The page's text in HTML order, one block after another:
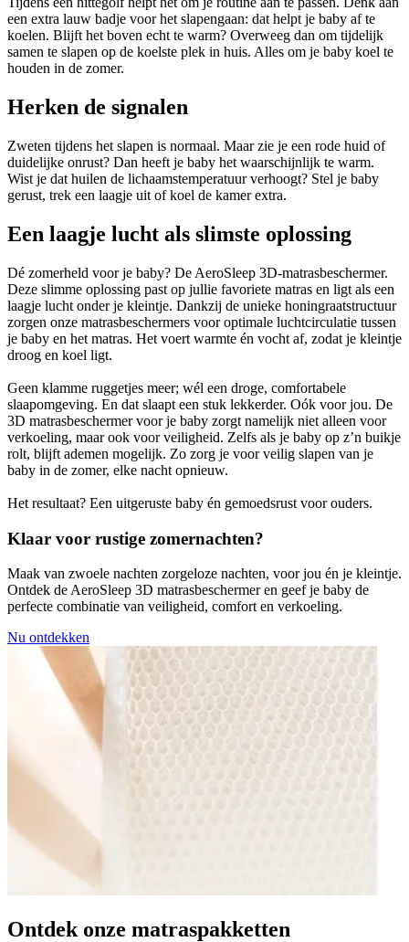
een extra lauw badje voor het slapengaan: dat helpt je baby af te
koelen. Blijft het boven echt te warm? Overweeg dan om tijdelijk
samen te slapen op de koelste plek in huis. Alles om je baby koel te
houden in de zomer.
Herken de signalen
Zweten tijdens het slapen is normaal. Maar zie je een rode huid of
duidelijke onrust? Dan heeft je baby het waarschijnlijk te warm.
Wist je dat huilen de lichaamstemperatuur verhoogt? Stel je baby
gerust, trek een laagje uit of koel de kamer extra.
Een laagje lucht als slimste oplossing
Dé zomerheld voor je baby? De AeroSleep 3D-matrasbeschermer.
Deze slimme oplossing past op jullie favoriete matras en ligt als een
laagje lucht onder je kleintje. Dankzij de unieke honingraatstructuur
zorgen onze matrasbeschermers voor optimale luchtcirculatie tussen
je baby en het matras. Het voert warmte én vocht af, zodat je kleintje
droog en koel ligt.
Geen klamme ruggetjes meer; wél een droge, comfortabele
slaapomgeving. En dat slaapt een stuk lekkerder. Oók voor jou. De
3D matrasbeschermer voor je baby zorgt namelijk niet alleen voor
verkoeling, maar ook voor veiligheid. Zelfs als je baby op z’n buikje
rolt, blijft ademen mogelijk. Zo zorg je voor veilig slapen van je
baby in de zomer, elke nacht opnieuw.
Het resultaat? Een uitgeruste baby én gemoedsrust voor ouders.
Klaar voor rustige zomernachten?
Maak van zwoele nachten zorgeloze nachten, voor jou én je kleintje.
Ontdek de AeroSleep 3D matrasbeschermer en geef je baby de
perfecte combinatie van veiligheid, comfort en verkoeling.
Nu ontdekken
Ontdek onze matraspakketten